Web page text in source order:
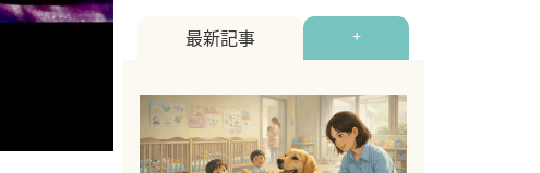
最新記事 +